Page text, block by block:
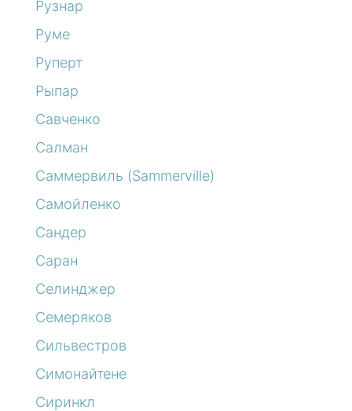
Рузнар
Руме
Руперт
Рыпар
Савченко
Салман
Саммервиль (Sammerville)
Самойленко
Сандер
Саран
Селинджер
Семеряков
Сильвестров
Симонайтене
Сиринкл